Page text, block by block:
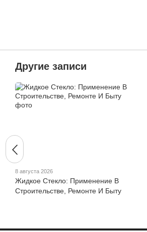
Другие записи
8 августа 2026
Жидкое Стекло: Применение В
Строительстве, Ремонте И Быту